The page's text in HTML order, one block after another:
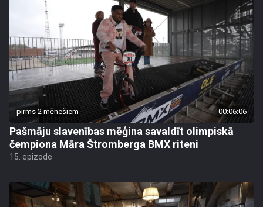
pirms 2 mēnešiem 00:06:06
Pašmāju slavenības mēģina savaldīt olimpiskā
čempiona Māra Štromberga BMX riteni
15. epizode